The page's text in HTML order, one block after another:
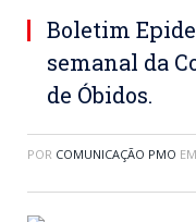
Boletim
semanal da
de Óbidos.
POR COMUNICAÇÃO PMO EM